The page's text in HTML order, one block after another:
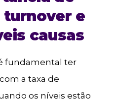
e
causas
fundamental ter
a taxa de
os níveis estão